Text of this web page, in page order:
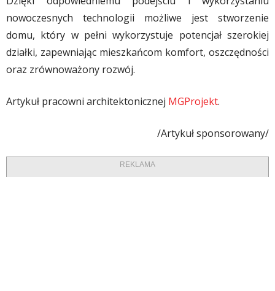
nowoczesnych technologii możliwe jest stworzenie
domu, który w pełni wykorzystuje potencjał szerokiej
działki, zapewniając mieszkańcom komfort, oszczędności
oraz zrównoważony rozwój.
Artykuł pracowni architektonicznej MGProjekt.
/Artykuł sponsorowany/
REKLAMA